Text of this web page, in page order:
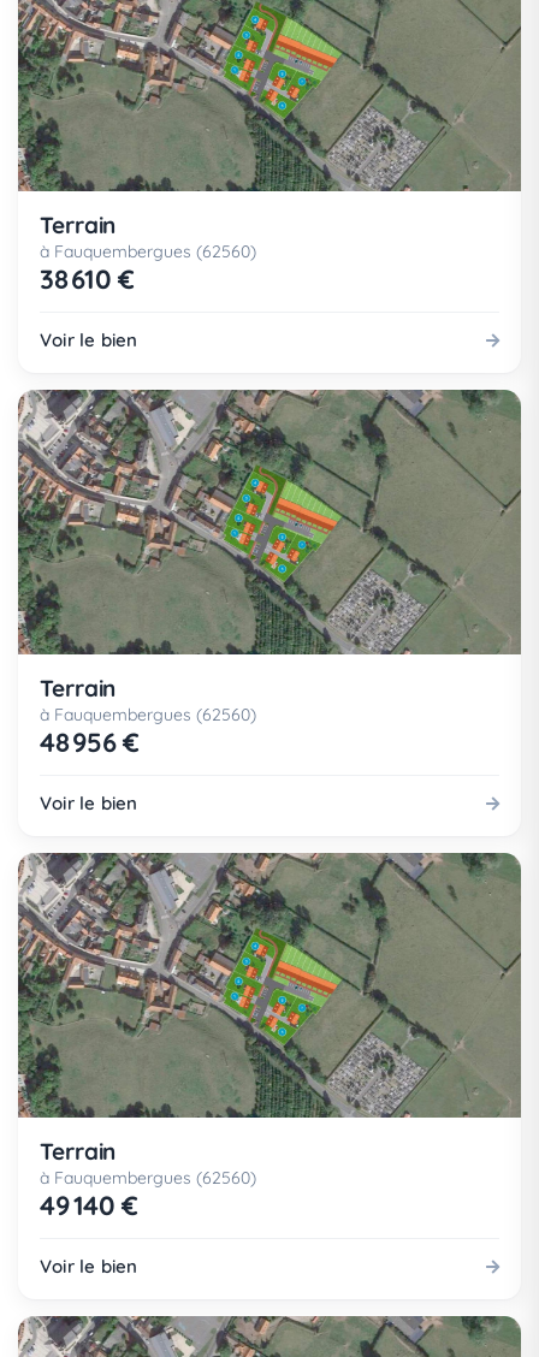
Terrain
à Fauquembergues (62560)
38 610 €
Voir le bien
Terrain
à Fauquembergues (62560)
48 956 €
Voir le bien
Terrain
à Fauquembergues (62560)
49 140 €
Voir le bien